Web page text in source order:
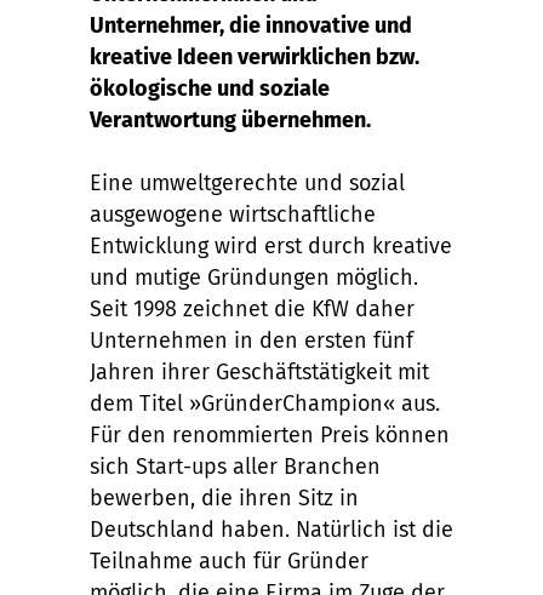
Unternehmer, die innovative und
kreative Ideen verwirklichen bzw.
ökologische und soziale
Verantwortung übernehmen.
Eine umweltgerechte und sozial
ausgewogene wirtschaftliche
Entwicklung wird erst durch kreative
und mutige Gründungen möglich.
Seit 1998 zeichnet die KfW daher
Unternehmen in den ersten fünf
Jahren ihrer Geschäftstätigkeit mit
dem Titel »GründerChampion« aus.
Für den renommierten Preis können
sich Start-ups aller Branchen
bewerben, die ihren Sitz in
Deutschland haben. Natürlich ist die
Teilnahme auch für Gründer